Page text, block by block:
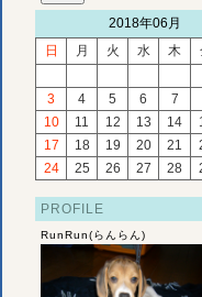
2018年06月
日
月 火 水 木
3
4 5 6 7
10
11 12 13 14
17
18 19 20 21
24
25 26 27 28
PROFILE
RunRun(らんらん)